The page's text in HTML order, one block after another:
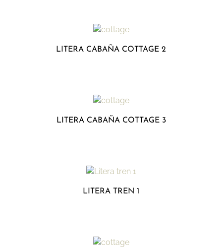
LITERA CABAÑA COTTAGE 2
LITERA CABAÑA COTTAGE 3
LITERA TREN 1